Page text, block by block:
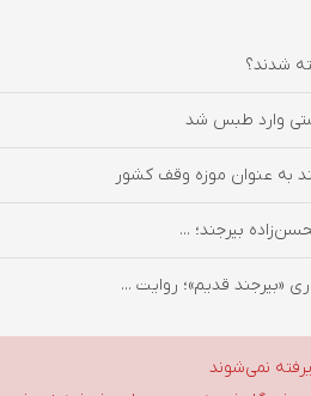
شدند؟
وارد طبس شد
به عنوان موزه وقف کشور
بیرجند؛ ...
«بیرجند قدیم»؛ روایت ...
نمی‌شوند